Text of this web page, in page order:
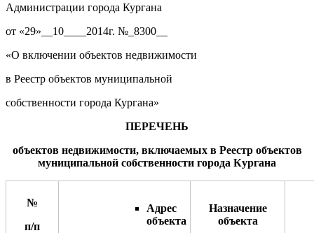
Администрации города Кургана
от «29»__10____2014г. №_8300__
«О включении объектов недвижимости
в Реестр объектов муниципальной
собственности города Кургана»
ПЕРЕЧЕНЬ
объектов недвижимости, включаемых в Реестр объектов
муниципальной собственности города Кургана
№
п/п
Адрес
объекта
Назначение
объекта